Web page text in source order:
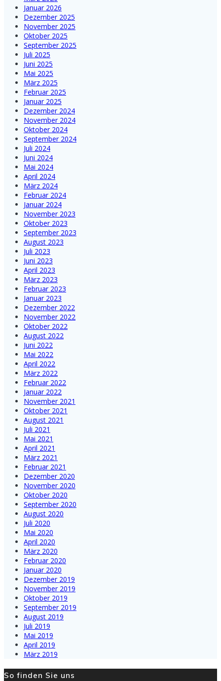
Januar 2026
Dezember 2025
November 2025
Oktober 2025
September 2025
Juli 2025
Juni 2025
Mai 2025
März 2025
Februar 2025
Januar 2025
Dezember 2024
November 2024
Oktober 2024
September 2024
Juli 2024
Juni 2024
Mai 2024
April 2024
März 2024
Februar 2024
Januar 2024
November 2023
Oktober 2023
September 2023
August 2023
Juli 2023
Juni 2023
April 2023
März 2023
Februar 2023
Januar 2023
Dezember 2022
November 2022
Oktober 2022
August 2022
Juni 2022
Mai 2022
April 2022
März 2022
Februar 2022
Januar 2022
November 2021
Oktober 2021
August 2021
Juli 2021
Mai 2021
April 2021
März 2021
Februar 2021
Dezember 2020
November 2020
Oktober 2020
September 2020
August 2020
Juli 2020
Mai 2020
April 2020
März 2020
Februar 2020
Januar 2020
Dezember 2019
November 2019
Oktober 2019
September 2019
August 2019
Juli 2019
Mai 2019
April 2019
März 2019
So finden Sie uns